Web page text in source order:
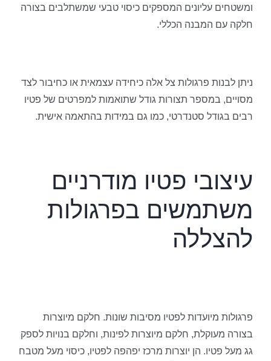
ומשטחים עליונים המספקים כיסוי טבעי שמשתלבים בצורה
חלקה עם המבנה הכללי.
ניתן לבנות פרגולות צל אלה כיחידה עצמאית או כחיבור לצד
מסויים, במספר תצורות גודל שתואמות למפרטים של פטיו
רבים בגודל סטנדרטי, כמו גם במידות בהתאמה אישית.
עיצובי פטיו מודרניים
משתמשים בפרגולות
להצללה
פרגולות מיועדות לפטיו מסיבות שונות. חלקם מיוצרות
בצורה מעוקלת, חלקם מיוצרות לפינות, וחלקם בנויות לספק
גג מעל פטיו. הן יוצרות מרכז יפהפה לפטיו, כיסוי מעל מטבח